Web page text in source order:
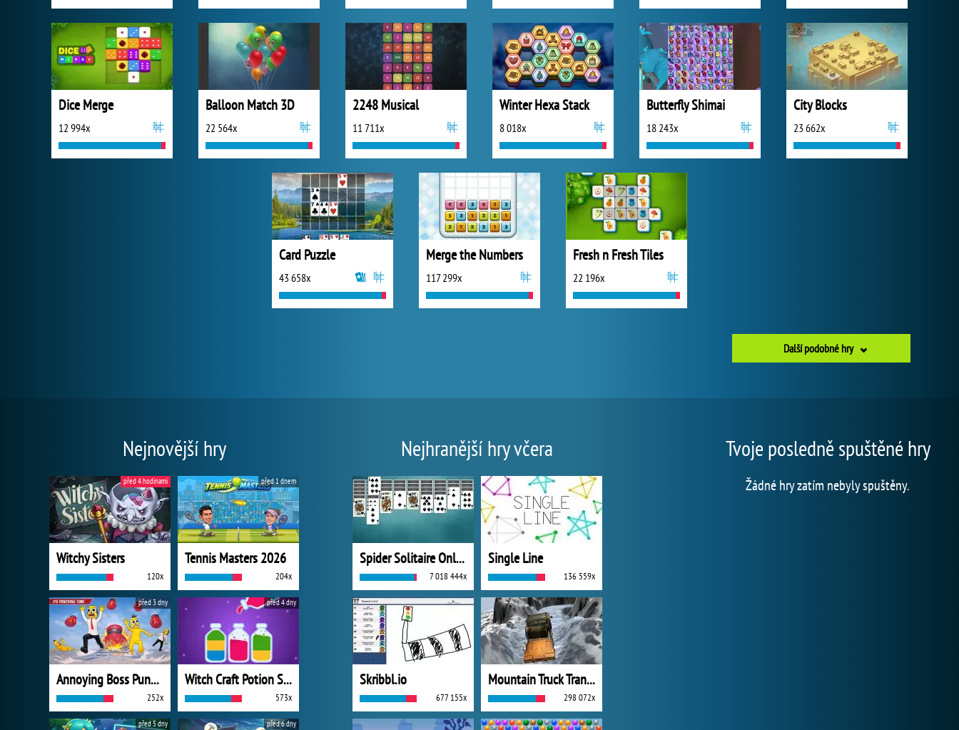
Dice Merge
12 994x
Balloon Match 3D
22 564x
2248 Musical
11 711x
Winter Hexa Stack
8 018x
Butterfly Shimai
18 243x
City Blocks
23 662x
Card Puzzle
43 658x
Merge the Numbers
117 299x
Fresh n Fresh Tiles
22 196x
Další podobné hry
Nejnovější hry
Witchy Sisters
120x
před 4 hodinami
Tennis Masters 2026
204x
před 1 dnem
Annoying Boss Punch Game
252x
před 3 dny
Witch Craft Potion Sort
573x
před 4 dny
před 5 dny před 6 dny
Nejhranější hry včera
Spider Solitaire Online
7 018 444x
Single Line
136 559x
Skribbl.io
677 155x
Mountain Truck Transport
298 072x
Tvoje posledně spuštěné hry
Žádné hry zatím nebyly spuštěny.